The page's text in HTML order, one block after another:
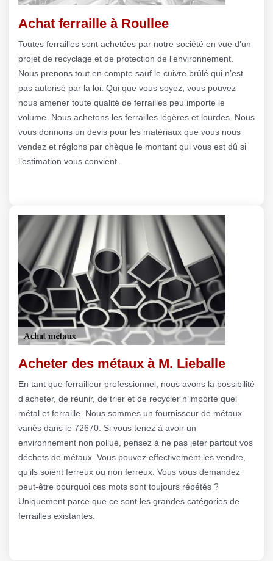
Achat ferraille à Roullee
Toutes ferrailles sont achetées par notre société en vue d’un
projet de recyclage et de protection de l’environnement.
Nous prenons tout en compte sauf le cuivre brûlé qui n’est
pas autorisé par la loi. Qui que vous soyez, vous pouvez
nous amener toute qualité de ferrailles peu importe le
volume. Nous achetons les ferrailles légères et lourdes. Nous
vous donnons un devis pour les matériaux que vous nous
vendez et réglons par chèque le montant qui vous est dû si
l’estimation vous convient.
Acheter des métaux à M. Lieballe
En tant que ferrailleur professionnel, nous avons la possibilité
d’acheter, de réunir, de trier et de recycler n’importe quel
métal et ferraille. Nous sommes un fournisseur de métaux
variés dans le 72670. Si vous tenez à avoir un
environnement non pollué, pensez à ne pas jeter partout vos
déchets de métaux. Vous pouvez effectivement les vendre,
qu’ils soient ferreux ou non ferreux. Vous vous demandez
peut-être pourquoi ces mots sont toujours répétés ?
Uniquement parce que ce sont les grandes catégories de
ferrailles existantes.